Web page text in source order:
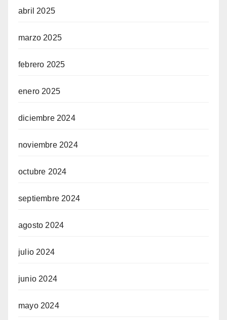
abril 2025
marzo 2025
febrero 2025
enero 2025
diciembre 2024
noviembre 2024
octubre 2024
septiembre 2024
agosto 2024
julio 2024
junio 2024
mayo 2024